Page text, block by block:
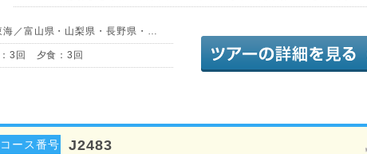
北陸・甲信越・東海／富山県・山梨県・長野県・岐阜県
3回 夕食：3回
コース番号 J2483